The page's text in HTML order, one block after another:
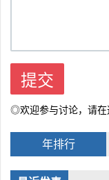
◎欢迎参与讨论，请在
年排行